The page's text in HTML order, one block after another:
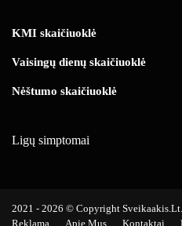
KMI skaičiuoklė
Vaisingų dienų skaičiuoklė
Nėštumo skaičiuoklė
Ligų simptomai
2021 - 2026 © Copyright
Reklama
Apie Mus Kontaktai